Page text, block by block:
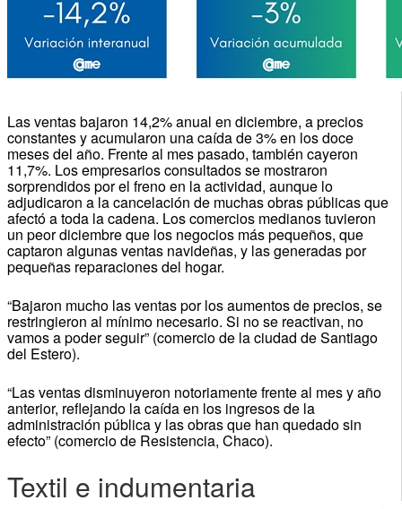
Las ventas bajaron 14,2% anual en diciembre, a precios
constantes y acumularon una caída de 3% en los doce
meses del año. Frente al mes pasado, también cayeron
11,7%. Los empresarios consultados se mostraron
sorprendidos por el freno en la actividad, aunque lo
adjudicaron a la cancelación de muchas obras públicas que
afectó a toda la cadena. Los comercios medianos tuvieron
un peor diciembre que los negocios más pequeños, que
captaron algunas ventas navideñas, y las generadas por
pequeñas reparaciones del hogar.
“Bajaron mucho las ventas por los aumentos de precios, se
restringieron al mínimo necesario. Si no se reactivan, no
vamos a poder seguir” (comercio de la ciudad de Santiago
del Estero).
“Las ventas disminuyeron notoriamente frente al mes y año
anterior, reflejando la caída en los ingresos de la
administración pública y las obras que han quedado sin
efecto” (comercio de Resistencia, Chaco).
Textil e indumentaria